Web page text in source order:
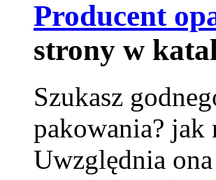
Producent
strony w
Szukasz
pakowania? jak
Uwzględnia